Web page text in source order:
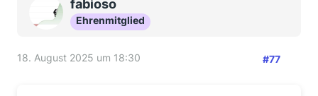
fabioso
Ehrenmitglied
18. August 2025 um 18:30 #77